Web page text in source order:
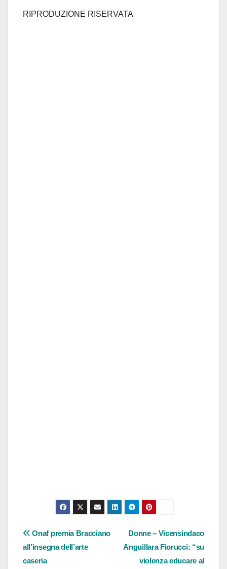
RIPRODUZIONE RISERVATA
Navigazione
articoli
Donne – Vicensindaco
Anguillara Fiorucci: “su
violenza educare al
Onaf premia Bracciano
all’insegna dell’arte
caseria